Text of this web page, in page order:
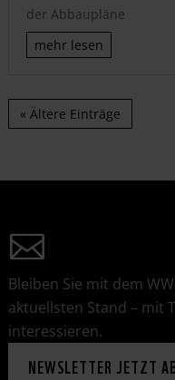
der Abbaupläne
mehr lesen
« Ältere Einträge
Bleiben Sie mit dem
aktuellsten Stand – mit
interessieren.
NEWSLETTER JETZT